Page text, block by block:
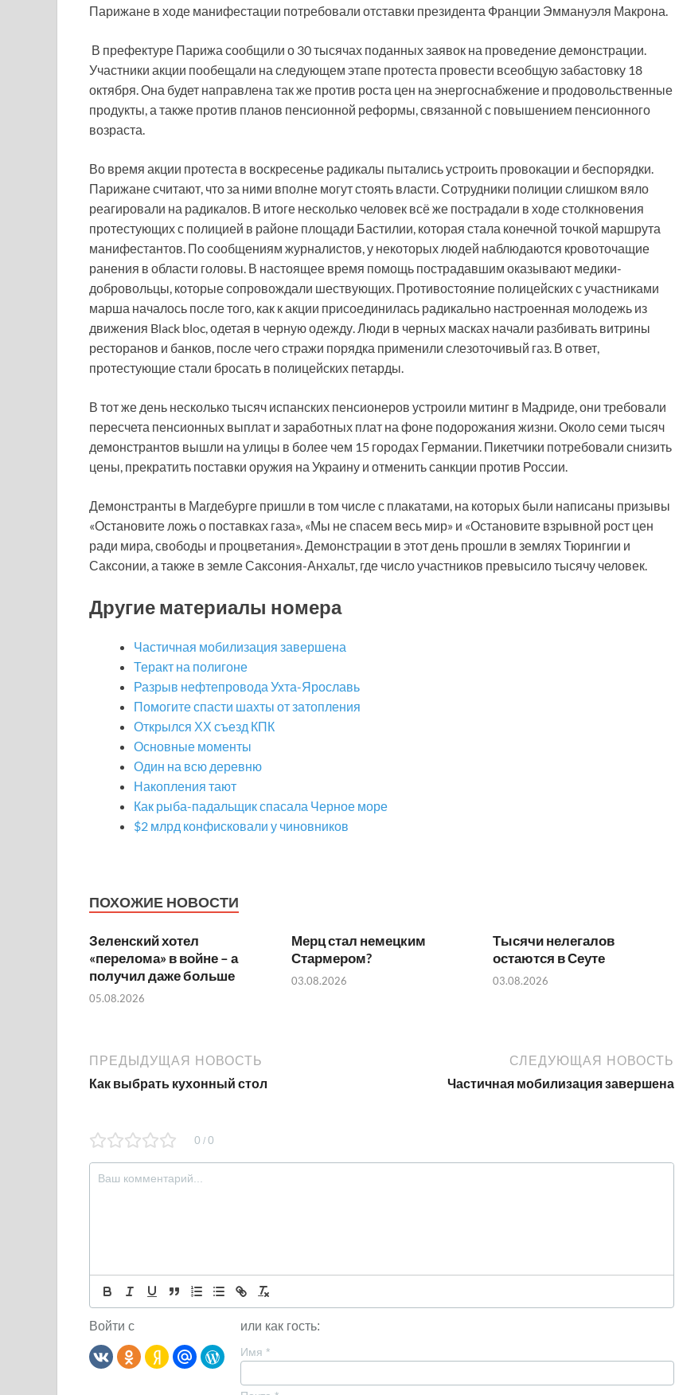
Парижане в ходе манифестации потребовали отставки президента Франции Эммануэля Макрона.
В префектуре Парижа сообщили о 30 тысячах поданных заявок на проведение демонстрации.
Участники акции пообещали на следующем этапе протеста провести всеобщую забастовку 18
октября. Она будет направлена так же против роста цен на энергоснабжение и продовольственные
продукты, а также против планов пенсионной реформы, связанной с повышением пенсионного
возраста.
Во время акции протеста в воскресенье радикалы пытались устроить провокации и беспорядки.
Парижане считают, что за ними вполне могут стоять власти. Сотрудники полиции слишком вяло
реагировали на радикалов. В итоге несколько человек всё же пострадали в ходе столкновения
протестующих с полицией в районе площади Бастилии, которая стала конечной точкой маршрута
манифестантов. По сообщениям журналистов, у некоторых людей наблюдаются кровоточащие
ранения в области головы. В настоящее время помощь пострадавшим оказывают медики-
добровольцы, которые сопровождали шествующих. Противостояние полицейских с участниками
марша началось после того, как к акции присоединилась радикально настроенная молодежь из
движения Black bloc, одетая в черную одежду. Люди в черных масках начали разбивать витрины
ресторанов и банков, после чего стражи порядка применили слезоточивый газ. В ответ,
протестующие стали бросать в полицейских петарды.
В тот же день несколько тысяч испанских пенсионеров устроили митинг в Мадриде, они требовали
пересчета пенсионных выплат и заработных плат на фоне подорожания жизни. Около семи тысяч
демонстрантов вышли на улицы в более чем 15 городах Германии. Пикетчики потребовали снизить
цены, прекратить поставки оружия на Украину и отменить санкции против России.
Демонстранты в Магдебурге пришли в том числе с плакатами, на которых были написаны призывы
«Остановите ложь о поставках газа», «Мы не спасем весь мир» и «Остановите взрывной рост цен
ради мира, свободы и процветания». Демонстрации в этот день прошли в землях Тюрингии и
Саксонии, а также в земле Саксония-Анхальт, где число участников превысило тысячу человек.
Другие материалы номера
Частичная мобилизация завершена
Теракт на полигоне
Разрыв нефтепровода Ухта-Ярославь
Помогите спасти шахты от затопления
Открылся ХХ съезд КПК
Основные моменты
Один на всю деревню
Накопления тают
Как рыба-падальщик спасала Черное море
$2 млрд конфисковали у чиновников
ПОХОЖИЕ НОВОСТИ
Зеленский хотел
«перелома» в войне – а
получил даже больше
05.08.2026
Мерц стал немецким
Стармером?
03.08.2026
Тысячи нелегалов
остаются в Сеуте
03.08.2026
ПРЕДЫДУЩАЯ НОВОСТЬ
Как выбрать кухонный стол
СЛЕДУЮЩАЯ НОВОСТЬ
Частичная мобилизация завершена
0 / 0
Войти с или как гость:
Имя *